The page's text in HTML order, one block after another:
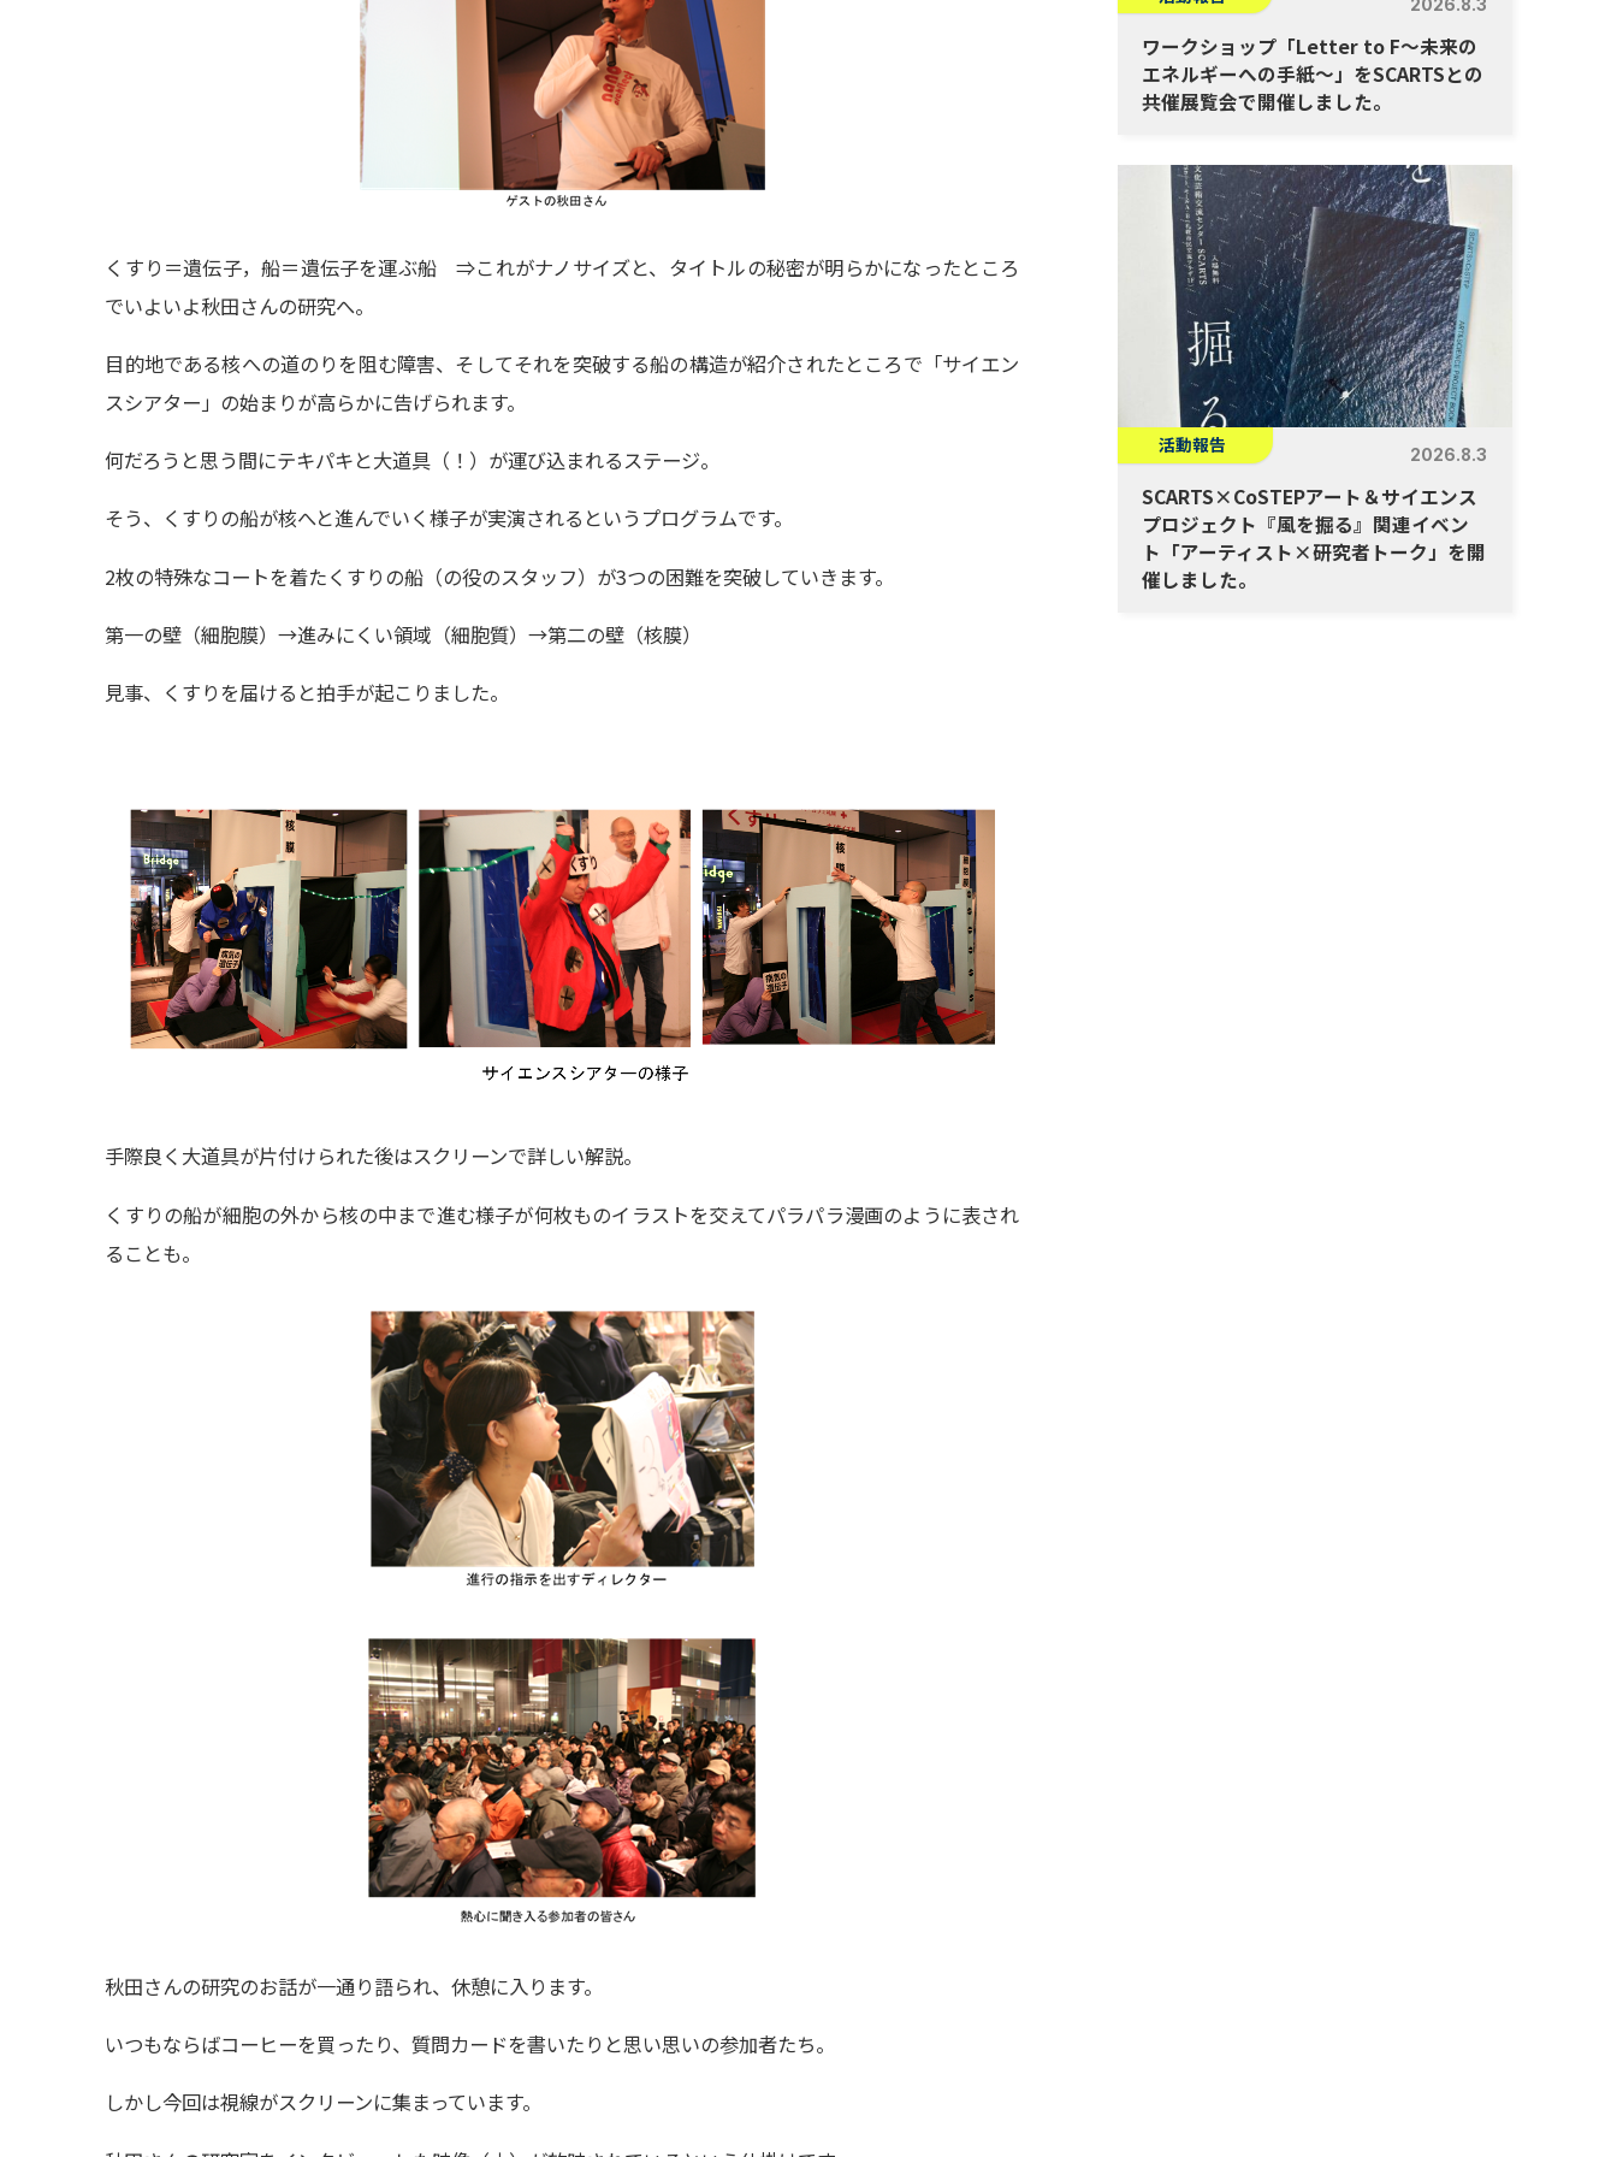
くすり＝遺伝子，船＝遺伝子を運ぶ船 ⇒これがナノサイズと、タイトルの秘密が明らかになったところ
でいよいよ秋田さんの研究へ。
目的地である核への道のりを阻む障害、そしてそれを突破する船の構造が紹介されたところで「サイエン
スシアター」の始まりが高らかに告げられます。
何だろうと思う間にテキパキと大道具（！）が運び込まれるステージ。
そう、くすりの船が核へと進んでいく様子が実演されるというプログラムです。
2枚の特殊なコートを着たくすりの船（の役のスタッフ）が3つの困難を突破していきます。
第一の壁（細胞膜）→進みにくい領域（細胞質）→第二の壁（核膜）
見事、くすりを届けると拍手が起こりました。
手際良く大道具が片付けられた後はスクリーンで詳しい解説。
くすりの船が細胞の外から核の中まで進む様子が何枚ものイラストを交えてパラパラ漫画のように表され
ることも。
秋田さんの研究のお話が一通り語られ、休憩に入ります。
いつもならばコーヒーを買ったり、質問カードを書いたりと思い思いの参加者たち。
しかし今回は視線がスクリーンに集まっています。
2026.8.3
ワークショップ「Letter to F～未来の
エネルギーへの手紙～」をSCARTSとの
共催展覧会で開催しました。
活動報告 2026.8.3
SCARTS×CoSTEPアート＆サイエンス
プロジェクト『風を掘る』関連イベン
ト「アーティスト×研究者トーク」を開
催しました。